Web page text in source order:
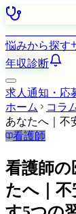
悩みから探す
年収診断
求人通知・応
ホーム
コラ
あなたへ｜不
看護師
看護師
たへ｜